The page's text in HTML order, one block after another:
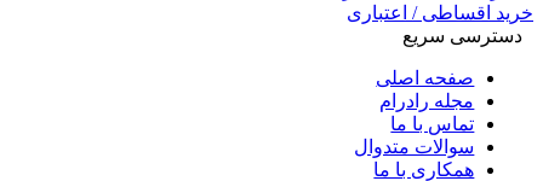
خرید اقساطی / اعتباری
دسترسی سریع
صفحه اصلی
مجله رادرام
تماس با ما
سوالات متدوال
همکاری با ما